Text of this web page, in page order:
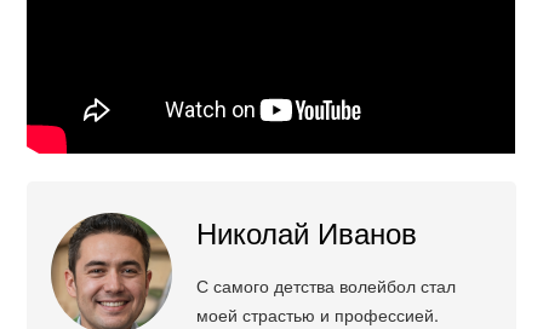
Николай Иванов
С самого детства волейбол стал
моей страстью и профессией.